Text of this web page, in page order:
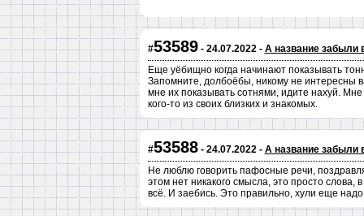
#53589- 24.07.2022 - А название забыли
Еще уёбищно когда начинают показывать
Запомните, долбоёбы, никому не интересны
мне их показывать сотнями, идите нахуй.
кого-то из своих близких и знакомых.
#53588- 24.07.2022 - А название забыли
Не люблю говорить пафосные речи,
этом нет никакого смысла, это просто
всё. И заебись. Это правильно, хули еще